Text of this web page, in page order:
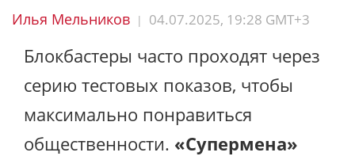
Илья Мельников | 04.07.2025, 19:28 GMT+3
Блокбастеры часто проходят через
серию тестовых показов, чтобы
максимально понравиться
общественности. «Супермена»